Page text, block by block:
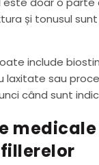
și tonusul
include
sau
când sunt